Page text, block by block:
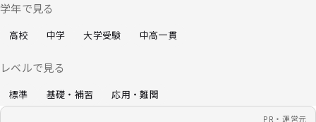
学年で見る
高校 中学 大学受験 中高一貫
レベルで見る
標準 基礎・補習 応用・難関
PR・運営元